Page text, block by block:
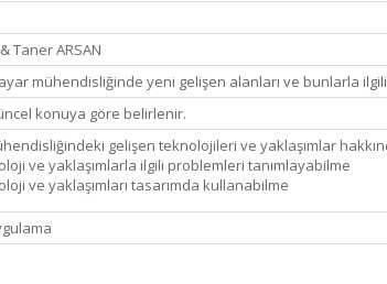
Taner ARSAN
mühendisliğinde yeni gelişen alanları ve bunlarla
konuya göre belirlenir.
gelişen teknolojileri ve yaklaşımlar
ve yaklaşımlarla ilgili problemleri tanımlayabilme
ve yaklaşımları tasarımda kullanabilme